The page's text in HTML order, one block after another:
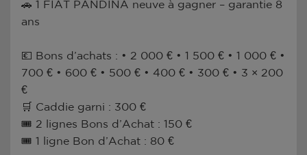
🚗 1 FIAT PANDINA neuve à gagner – garantie 8
ans
💶 Bons d’achats : • 2 000 € • 1 500 € • 1 000 € •
700 € • 600 € • 500 € • 400 € • 300 € • 3 × 200
€
🛒 Caddie garni : 300 €
🎟 2 lignes Bons d’Achat : 150 €
🎟 1 ligne Bon d’Achat : 80 €